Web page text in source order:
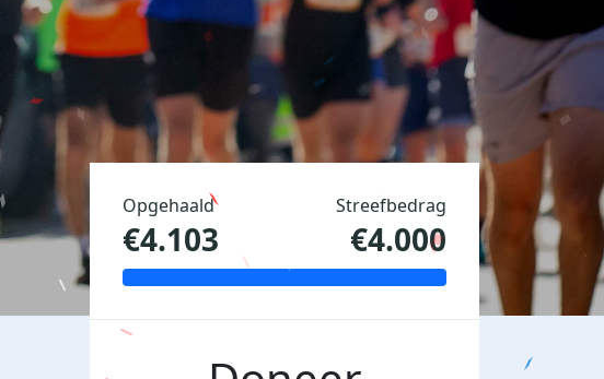
Opgehaald
€4.103
Streefbedrag
€4.000